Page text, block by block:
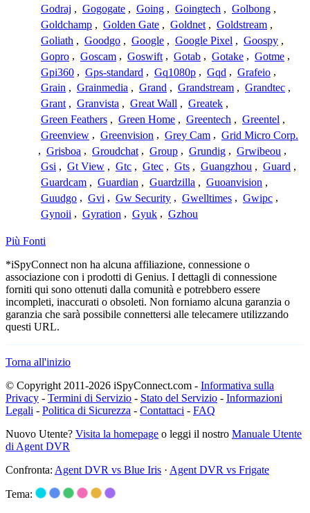
Godraj , Gogogate , Going , Goingtech , Golbong ,
Goldchamp , Golden Gate , Goldnet , Goldstream ,
Goliath , Goodgo , Google , Google Pixel , Goospy ,
Gopro , Goscam , Goswift , Gotab , Gotake , Gotme ,
Gpi360 , Gps-standard , Gq1080p , Gqd , Grafeio ,
Grain , Grainmedia , Grand , Grandstream , Grandtec ,
Grant , Granvista , Great Wall , Greatek ,
Green Feathers , Green Home , Greentech , Greentel ,
Greenview , Greenvision , Grey Cam , Grid Micro Corp.
, Grisboa , Groudchat , Group , Grundig , Grwibeou ,
Gsi , Gt View , Gtc , Gtec , Gts , Guangzhou , Guard ,
Guardcam , Guardian , Guardzilla , Guoanvision ,
Guudgo , Gvi , Gw Security , Gwelltimes , Gwipc ,
Gynoii , Gyration , Gyuk , Gzhou
Più Fonti
*iSpyConnect non ha alcuna affiliazione, connessione o
associazione con i prodotti di Genius. I dettagli di connessione
forniti qui sono ottenuti dalla comunità e potrebbero essere
incompleti, inaccurati o obsoleti. Non forniamo alcuna garanzia o
garanzia che sarà possibile connettersi alle telecamere utilizzando
questi URL.
Torna all'inizio
© Copyright 2011-2026 iSpyConnect.com - Informativa sulla
Privacy - Termini di Servizio - Stato del Servizio - Informazioni
Legali - Politica di Sicurezza - Contattaci - FAQ
Nuovo Utente? Visita la homepage o leggi il nostro Manuale Utente
di Agent DVR
Confronta: Agent DVR vs Blue Iris · Agent DVR vs Frigate
Tema: